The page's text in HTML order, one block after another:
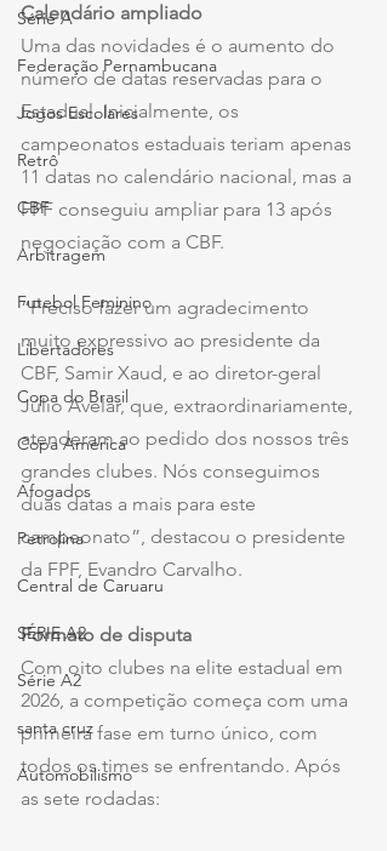
Série A
Federação Pernambucana
Jogos Escolares
Retrô
CBF
Arbitragem
Futebol Feminino
Libertadores
Copa do Brasil
Copa América
Afogados
Petrolina
Central de Caruaru
SÉRIE A2
Série A2
santa cruz
Automobilismo
Calendário ampliado
Uma das novidades é o aumento do
número de datas reservadas para o
Estadual. Inicialmente, os
campeonatos estaduais teriam apenas
11 datas no calendário nacional, mas a
FPF conseguiu ampliar para 13 após
negociação com a CBF.
“Preciso fazer um agradecimento
muito expressivo ao presidente da
CBF, Samir Xaud, e ao diretor-geral
Júlio Avelar, que, extraordinariamente,
atenderam ao pedido dos nossos três
grandes clubes. Nós conseguimos
duas datas a mais para este
campeonato”, destacou o presidente
da FPF, Evandro Carvalho.
Formato de disputa
Com oito clubes na elite estadual em
2026, a competição começa com uma
primeira fase em turno único, com
todos os times se enfrentando. Após
as sete rodadas: